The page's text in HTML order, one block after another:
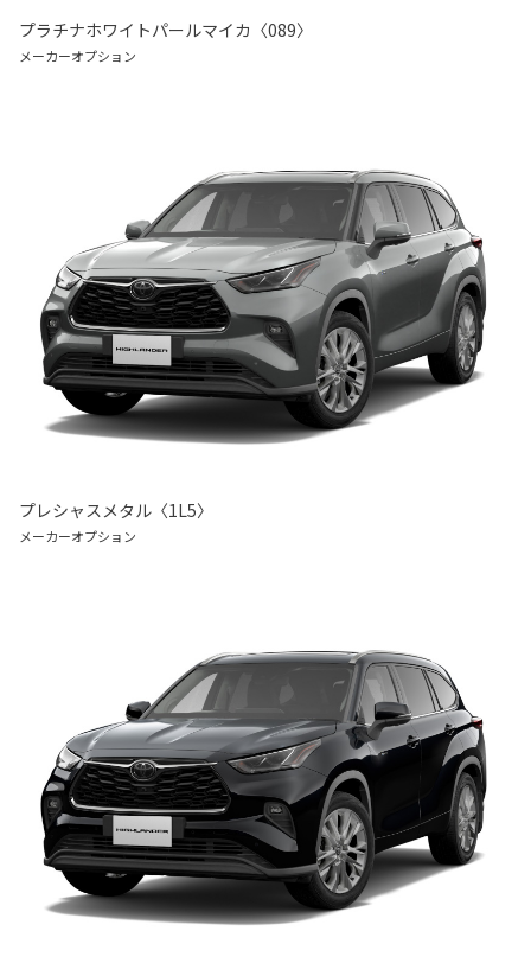
プラチナホワイトパールマイカ〈089〉
メーカーオプション
プレシャスメタル〈1L5〉
メーカーオプション